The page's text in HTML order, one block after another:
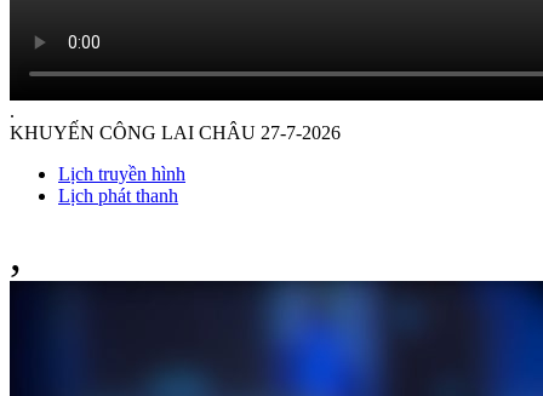
.
KHUYẾN CÔNG LAI CHÂU 27-7-2026
Lịch truyền hình
Lịch phát thanh
,